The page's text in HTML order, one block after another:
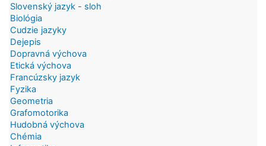
Slovenský jazyk - sloh
Biológia
Cudzie jazyky
Dejepis
Dopravná výchova
Etická výchova
Francúzsky jazyk
Fyzika
Geometria
Grafomotorika
Hudobná výchova
Chémia